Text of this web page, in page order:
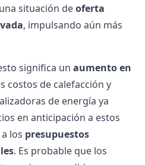
situación deoferta
, impulsando aún más
significa un aumento en
costos de calefacción y
de energía ya
en anticipación a estos
los presupuestos
. Es probable que los